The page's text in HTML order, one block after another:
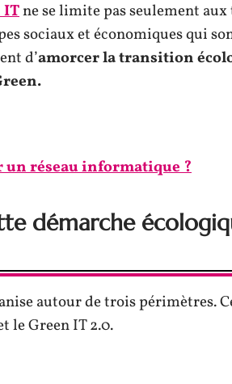
ITne se limite pas seulement
sociaux et économiques qui
d’amorcer la transition
un réseau informatique ?
démarche
autour de trois périmètres.
le Green IT 2.0.